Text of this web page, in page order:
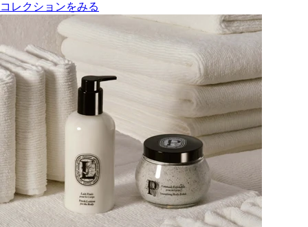
コレクションをみる